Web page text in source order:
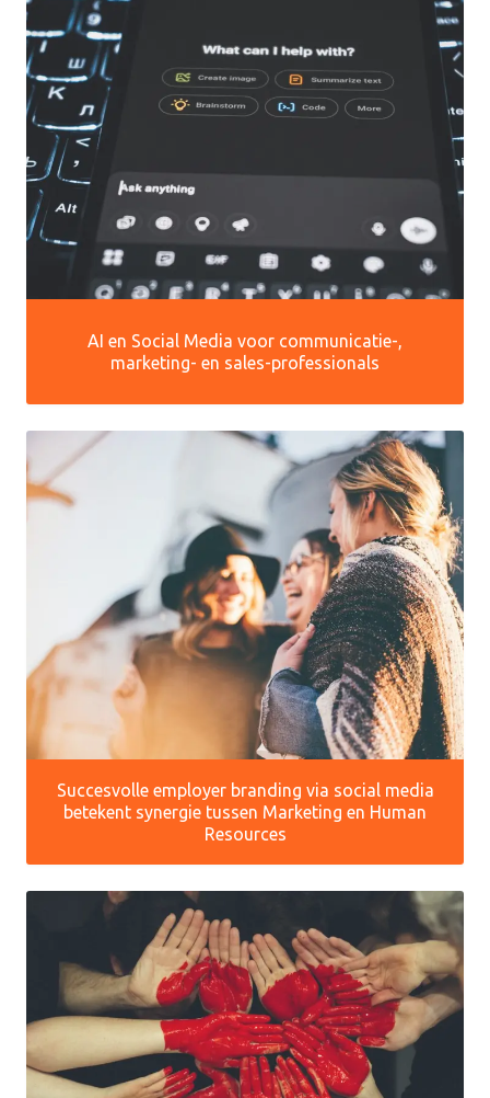
AI en Social Media voor communicatie-,
marketing- en sales-professionals
Succesvolle employer branding via social media
betekent synergie tussen Marketing en Human
Resources